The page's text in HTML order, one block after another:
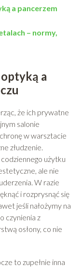
a pancerzem
– normy,
a
że ich prywatne
salonie
w warsztacie
złudzenie.
użytku
ale nie
W razie
i rozprysnąć się
jeśli nałożymy na
czynienia z
osłony, co nie
to zupełnie inna